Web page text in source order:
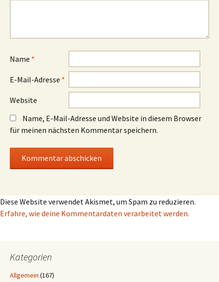
Name *
E-Mail-Adresse *
Website
Name, E-Mail-Adresse und Website in diesem Browser
für meinen nächsten Kommentar speichern.
Diese Website verwendet Akismet, um Spam zu reduzieren.
Erfahre, wie deine Kommentardaten verarbeitet werden.
Kategorien
Allgemein (167)